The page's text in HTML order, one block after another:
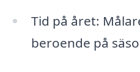
Tid på året:
beroende på